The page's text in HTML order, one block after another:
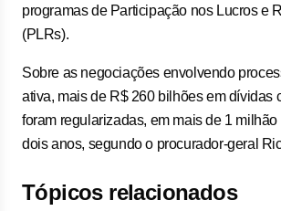
programas de Participação nos Lucros e
(PLRs).
Sobre as negociações envolvendo
ativa, mais de R$ 260 bilhões em dívidas
foram regularizadas, em mais de 1
dois anos, segundo o procurador-geral
Tópicos relacionados